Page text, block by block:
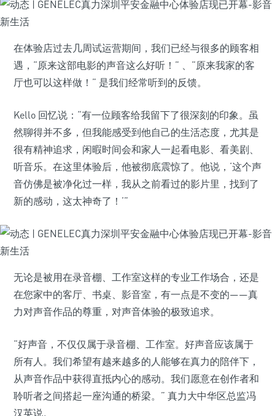
在体验店过去几周试运营期间，我们已经与很多的顾客相
遇，“原来这部电影的声音这么好听！” 、“原来我家的客
厅也可以这样做！” 是我们经常听到的反馈。
Kello 回忆说：“有一位顾客给我留下了很深刻的印象。虽
然聊得并不多，但我能感受到他自己的生活态度，尤其是
很有精神追求，闲暇时间会和家人一起看电影、看美剧、
听音乐。在这里体验后，他被彻底震惊了。他说，‘这个声
音仿佛是被净化过一样，我从之前看过的影片里，找到了
新的感动，这太神奇了！’”
无论是被用在录音棚、工作室这样的专业工作场合，还是
在您家中的客厅、书桌、影音室，有一点是不变的——真
力对声音作品的尊重，对声音体验的极致追求。
“好声音，不仅仅属于录音棚、工作室。好声音应该属于
所有人。我们希望有越来越多的人能够在真力的陪伴下，
从声音作品中获得直抵内心的感动。我们愿意在创作者和
聆听者之间搭起一座沟通的桥梁。” 真力大中华区总监冯
汉英说。